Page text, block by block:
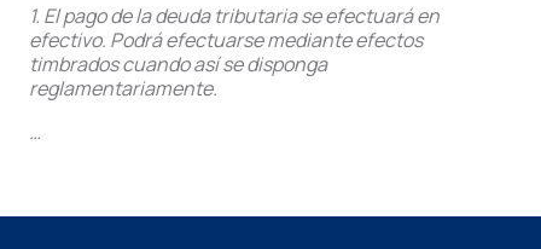
1. El pago de la deuda tributaria se efectuará en
efectivo. Podrá efectuarse mediante efectos
timbrados cuando así se disponga
reglamentariamente.
…